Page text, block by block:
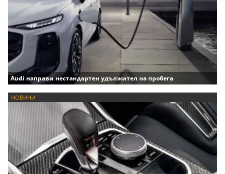
Audi направи нестандартен удължител на пробега
НОВИНИ